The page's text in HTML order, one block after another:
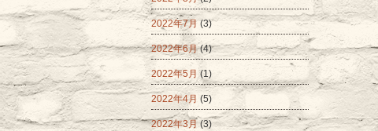
2022年7月 (3)
2022年6月(4)
2022年5月 (1)
2022年4月 (5)
2022年3月 (3)